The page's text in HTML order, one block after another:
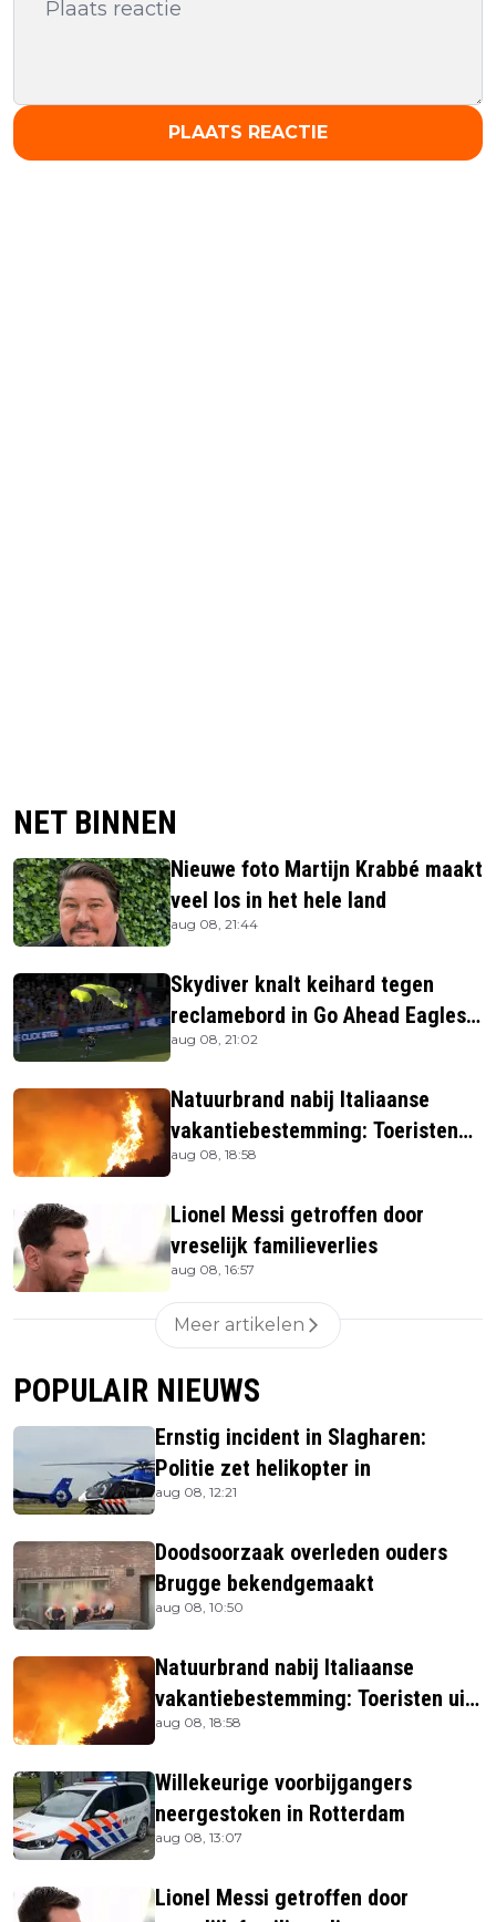
PLAATS REACTIE
NET BINNEN
Nieuwe foto Martijn Krabbé maakt
veel los in het hele land
aug 08, 21:44
Skydiver knalt keihard tegen
reclamebord in Go Ahead Eagles-
stadion
aug 08, 21:02
Natuurbrand nabij Italiaanse
vakantiebestemming: Toeristen
uit verblijven gehaald
aug 08, 18:58
Lionel Messi getroffen door
vreselijk familieverlies
aug 08, 16:57
Meer artikelen
POPULAIR NIEUWS
Ernstig incident in Slagharen:
Politie zet helikopter in
aug 08, 12:21
Doodsoorzaak overleden ouders
Brugge bekendgemaakt
aug 08, 10:50
Natuurbrand nabij Italiaanse
vakantiebestemming: Toeristen uit
verblijven gehaald
aug 08, 18:58
Willekeurige voorbijgangers
neergestoken in Rotterdam
aug 08, 13:07
Lionel Messi getroffen door